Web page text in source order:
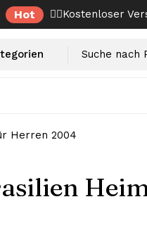
Hot ✌🏼Kostenloser
Herren 2004